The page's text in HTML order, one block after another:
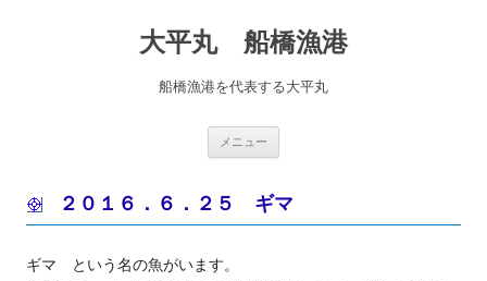
大平丸 船橋漁港
船橋漁港を代表する大平丸
メニュー
２０１６．６．２５ ギマ
ギマ という名の魚がいます。